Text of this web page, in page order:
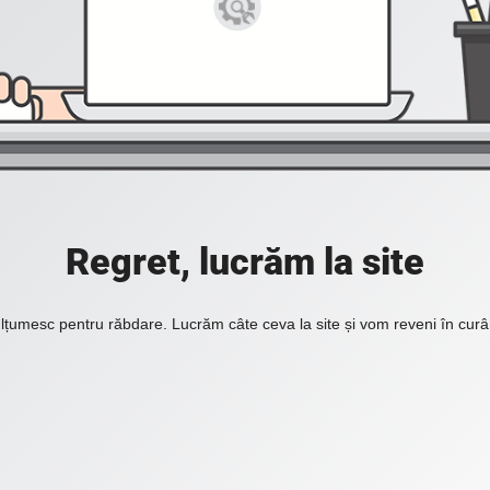
Regret, lucrăm la site
pentru răbdare. Lucrăm câte ceva la site și vom reveni în